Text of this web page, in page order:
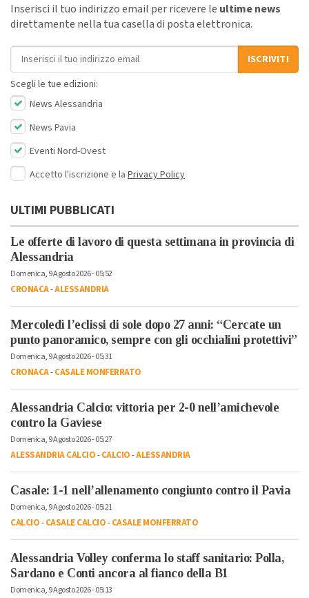
Inserisci il tuo indirizzo email per ricevere le ultime news
direttamente nella tua casella di posta elettronica.
Indirizzo email
ISCRIVITI
Scegli le tue edizioni:
News Alessandria
News Pavia
Eventi Nord-Ovest
Accetto l'iscrizione e la Privacy Policy
ULTIMI PUBBLICATI
Le offerte di lavoro di questa settimana in provincia di
Alessandria
Domenica, 9 Agosto 2026 - 05:52
CRONACA-ALESSANDRIA
Mercoledì l’eclissi di sole dopo 27 anni: “Cercate un
punto panoramico, sempre con gli occhialini protettivi”
Domenica, 9 Agosto 2026 - 05:31
CRONACA-CASALE MONFERRATO
Alessandria Calcio: vittoria per 2-0 nell’amichevole
contro la Gaviese
Domenica, 9 Agosto 2026 - 05:27
ALESSANDRIA CALCIO-CALCIO-ALESSANDRIA
Casale: 1-1 nell’allenamento congiunto contro il Pavia
Domenica, 9 Agosto 2026 - 05:21
CALCIO-CASALE CALCIO-CASALE MONFERRATO
Alessandria Volley conferma lo staff sanitario: Polla,
Sardano e Conti ancora al fianco della B1
Domenica, 9 Agosto 2026 - 05:13